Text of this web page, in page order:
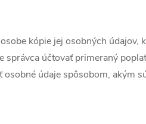
kópie jej osobných údajov,
správca účtovať primeraný
údaje spôsobom, akým